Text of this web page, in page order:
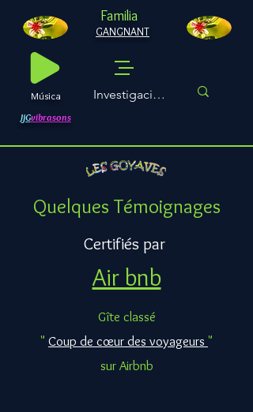
Familia
GANGNANT
JjGvibrasons
Música
Quelques Témoignages
Certifiés par
Air bnb
Gîte classé
" Coup de cœur des voyageurs "
sur Airbnb